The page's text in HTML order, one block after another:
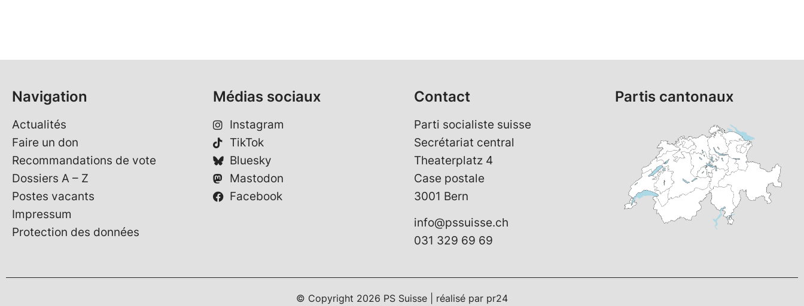
Navigation
Actualités
Faire un don
Recommandations de vote
Dossiers A – Z
Postes vacants
Impressum
Protection des données
Médias sociaux
Instagram
TikTok
Bluesky
Mastodon
Facebook
Contact
Parti socialiste suisse
Secrétariat central
Theaterplatz 4
Case postale
3001 Bern
info@pssuisse.ch
031 329 69 69
Partis cantonaux
© Copyright 2026 PS Suisse | réalisé par pr24